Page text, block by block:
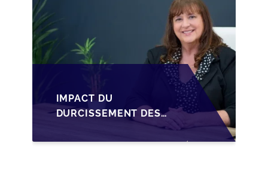
IMPACT DU
DURCISSEMENT DES
CRÉDIT SUR LA